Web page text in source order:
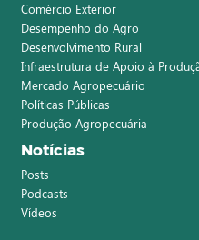
Comércio Exterior
Desempenho do Agro
Desenvolvimento Rural
Infraestrutura de Apoio à
Mercado Agropecuário
Políticas Públicas
Produção Agropecuária
Notícias
Posts
Podcasts
Vídeos